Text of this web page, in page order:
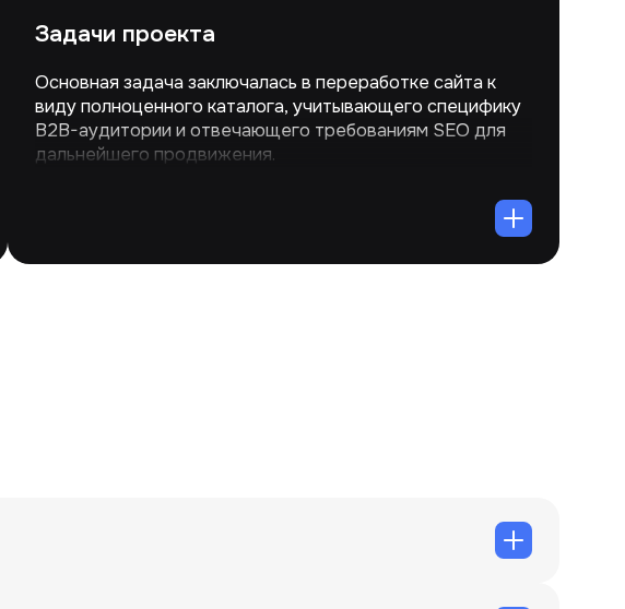
Задачи проекта
Основная задача заключалась в переработке сайта к
виду полноценного каталога, учитывающего специфику
B2B-аудитории и отвечающего требованиям SEO для
дальнейшего продвижения.